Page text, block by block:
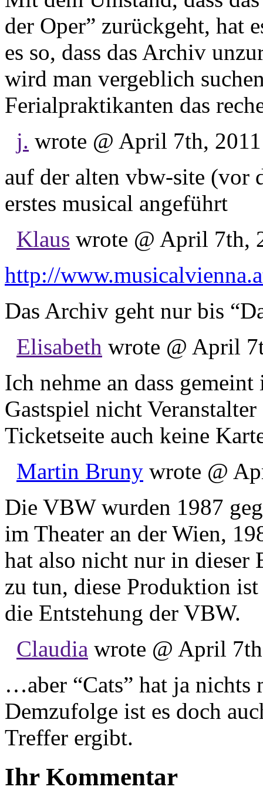
der Oper” zurückgeht, hat
es so, dass das Archiv
wird man vergeblich
Ferialpraktikanten das
j. wrote @ April 7th,
auf der alten vbw-site (vor
erstes musical angeführt
Klaus wrote @ April 7th,
http://
Das Archiv geht nur bis
Elisabeth wrote @ April
Ich nehme an dass
Gastspiel nicht
Ticketseite auch keine
Martin Bruny wrote @
Die VBW wurden 1987
im Theater an der Wien,
hat also nicht nur in dieser
zu tun, diese Produktion
die Entstehung der VBW.
Claudia wrote @ April
…aber “Cats” hat ja
Demzufolge ist es doch
Treffer ergibt.
Ihr Kommentar